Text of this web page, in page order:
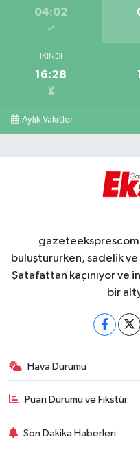
04:02
İKINDI
16:28
Aylık Vakitler
buluştururken, sadelik
Şatafattan kaçınıyor ve
bir
Hava Durumu
Puan Durumu ve Fikstür
Son Dakika Haberleri